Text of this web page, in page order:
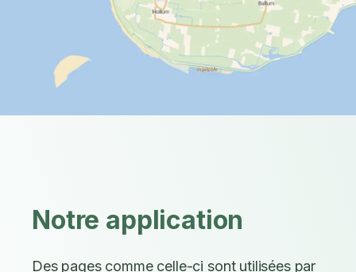
Notre application
Des pages comme celle-ci sont utilisées par